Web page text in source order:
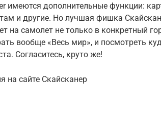
имеются дополнительные функции:
и другие. Но лучшая фишка
на самолет не только в конкретный
вообще «Весь мир», и посмотреть
Согласитесь, круто же!
на сайте Скайсканер